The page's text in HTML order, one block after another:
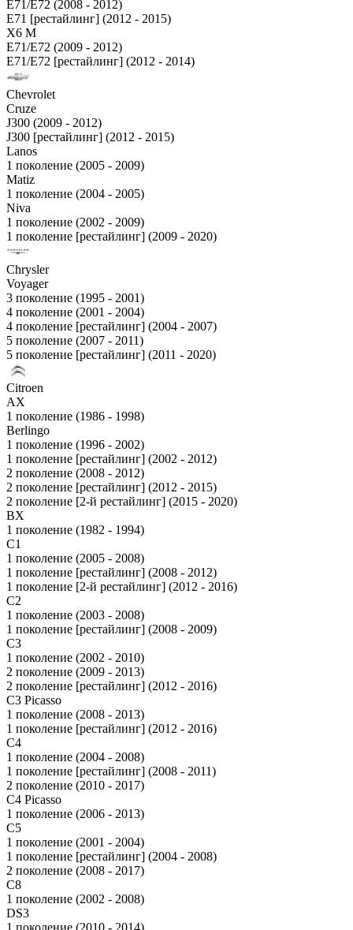
E71/E72 (2008 - 2012)
E71 [рестайлинг] (2012 - 2015)
X6 M
E71/E72 (2009 - 2012)
E71/E72 [рестайлинг] (2012 - 2014)
Chevrolet
Cruze
J300 (2009 - 2012)
J300 [рестайлинг] (2012 - 2015)
Lanos
1 поколение (2005 - 2009)
Matiz
1 поколение (2004 - 2005)
Niva
1 поколение (2002 - 2009)
1 поколение [рестайлинг] (2009 - 2020)
Chrysler
Voyager
3 поколение (1995 - 2001)
4 поколение (2001 - 2004)
4 поколение [рестайлинг] (2004 - 2007)
5 поколение (2007 - 2011)
5 поколение [рестайлинг] (2011 - 2020)
Citroen
AX
1 поколение (1986 - 1998)
Berlingo
1 поколение (1996 - 2002)
1 поколение [рестайлинг] (2002 - 2012)
2 поколение (2008 - 2012)
2 поколение [рестайлинг] (2012 - 2015)
2 поколение [2-й рестайлинг] (2015 - 2020)
BX
1 поколение (1982 - 1994)
C1
1 поколение (2005 - 2008)
1 поколение [рестайлинг] (2008 - 2012)
1 поколение [2-й рестайлинг] (2012 - 2016)
C2
1 поколение (2003 - 2008)
1 поколение [рестайлинг] (2008 - 2009)
C3
1 поколение (2002 - 2010)
2 поколение (2009 - 2013)
2 поколение [рестайлинг] (2012 - 2016)
C3 Picasso
1 поколение (2008 - 2013)
1 поколение [рестайлинг] (2012 - 2016)
C4
1 поколение (2004 - 2008)
1 поколение [рестайлинг] (2008 - 2011)
2 поколение (2010 - 2017)
C4 Picasso
1 поколение (2006 - 2013)
C5
1 поколение (2001 - 2004)
1 поколение [рестайлинг] (2004 - 2008)
2 поколение (2008 - 2017)
C8
1 поколение (2002 - 2008)
DS3
1 поколение (2010 - 2014)